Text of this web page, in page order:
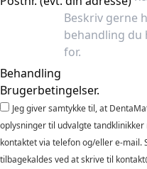
Behandling
Brugerbetingelser.
Jeg giver samtykke til, at
oplysninger til udvalgte
kontaktet via telefon og/eller e-
tilbagekaldes ved at skrive til